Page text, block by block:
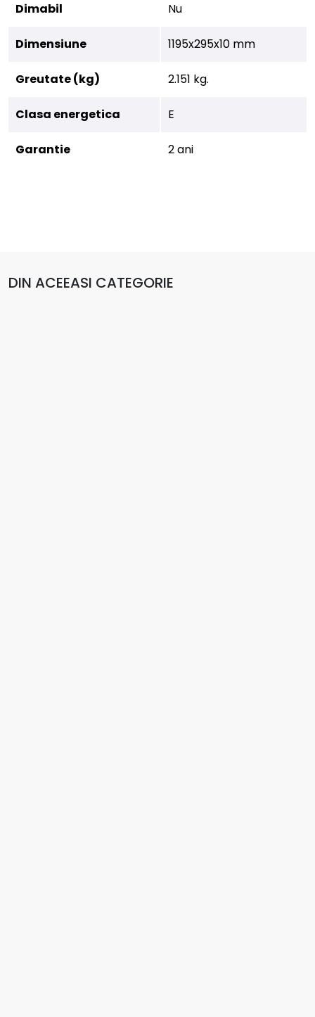
Dimabil Nu
Dimensiune 1195x295x10 mm
Greutate (kg) 2.151 kg.
Clasa energetica E
Garantie 2 ani
DIN ACEEASI CATEGORIE